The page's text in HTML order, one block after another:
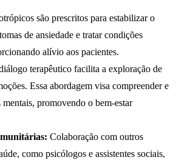
são prescritos para estabilizar o
de ansiedade e tratar condições
alívio aos pacientes.
terapêutico facilita a exploração de
Essa abordagem visa compreender e
mentais, promovendo o bem-estar
Colaboração com outros
como psicólogos e assistentes sociais,